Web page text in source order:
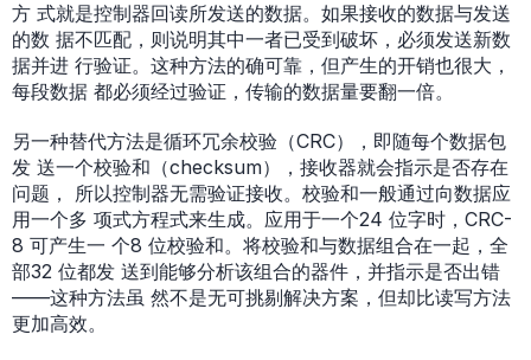
方 式就是控制器回读所发送的数据。如果接收的数据与发送
的数 据不匹配，则说明其中一者已受到破坏，必须发送新数
据并进 行验证。这种方法的确可靠，但产生的开销也很大，
每段数据 都必须经过验证，传输的数据量要翻一倍。
另一种替代方法是循环冗余校验（CRC），即随每个数据包
发 送一个校验和（checksum），接收器就会指示是否存在
问题， 所以控制器无需验证接收。校验和一般通过向数据应
用一个多 项式方程式来生成。应用于一个24 位字时，CRC-
8 可产生一 个8 位校验和。将校验和与数据组合在一起，全
部32 位都发 送到能够分析该组合的器件，并指示是否出错
——这种方法虽 然不是无可挑剔解决方案，但却比读写方法
更加高效。